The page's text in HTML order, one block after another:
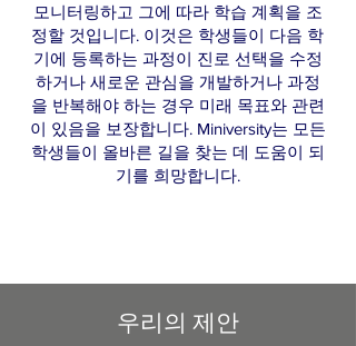
모니터링하고 그에 따라 학습 계획을 조
정할 것입니다. 이것은 학생들이 다음 학
기에 등록하는 과정이 진로 선택을 수정
하거나 새로운 관심을 개발하거나 과정
을 반복해야 하는 경우 미래 목표와 관련
이 있음을 보장합니다. Miniversity는 모든
학생들이 올바른 길을 찾는 데 도움이 되
기를 희망합니다.
우리의 제안